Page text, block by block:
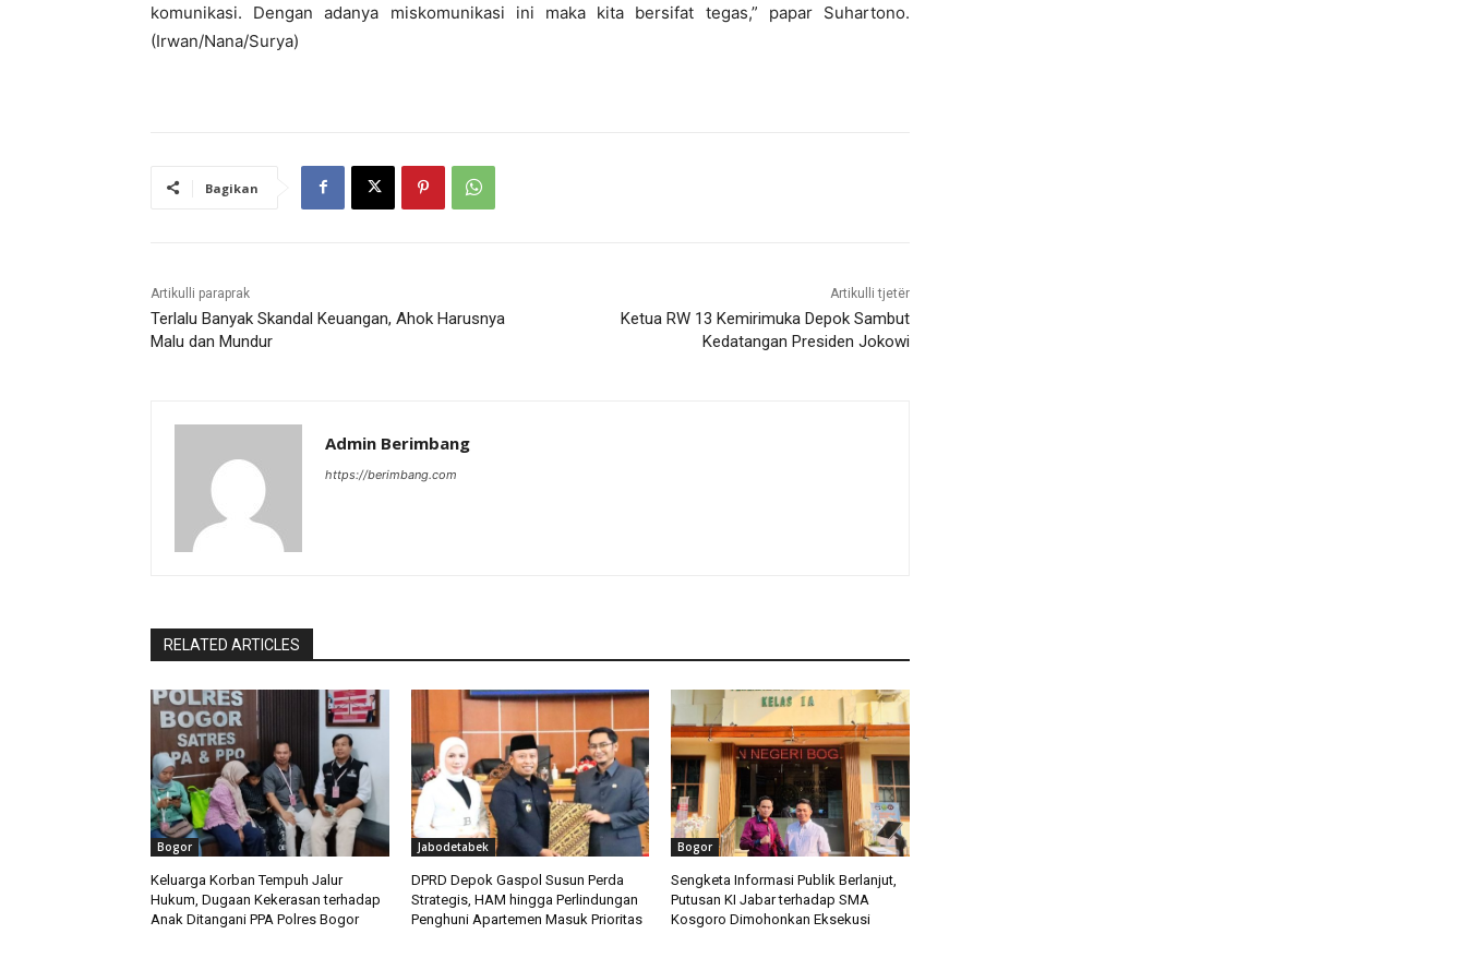
komunikasi. Dengan adanya miskomunikasi ini maka kita bersifat tegas,” papar Suhartono.
(Irwan/Nana/Surya)
Bagikan
Artikulli paraprak
Terlalu Banyak Skandal Keuangan, Ahok Harusnya
Malu dan Mundur
Artikulli tjetër
Ketua RW 13 Kemirimuka Depok Sambut
Kedatangan Presiden Jokowi
Admin Berimbang
https://berimbang.com
RELATED ARTICLES
Bogor
Keluarga Korban Tempuh Jalur
Hukum, Dugaan Kekerasan terhadap
Anak Ditangani PPA Polres Bogor
Jabodetabek
DPRD Depok Gaspol Susun Perda
Strategis, HAM hingga Perlindungan
Penghuni Apartemen Masuk Prioritas
Bogor
Sengketa Informasi Publik Berlanjut,
Putusan KI Jabar terhadap SMA
Kosgoro Dimohonkan Eksekusi